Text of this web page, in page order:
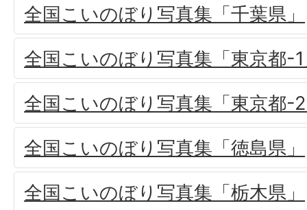
全国こいのぼり写真集「千葉県」
全国こいのぼり写真集「東京都-
全国こいのぼり写真集「東京都-
全国こいのぼり写真集「徳島県」
全国こいのぼり写真集「栃木県」